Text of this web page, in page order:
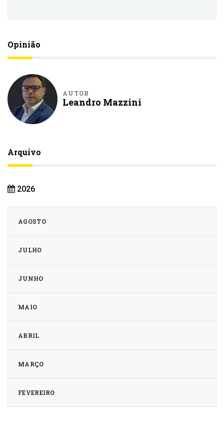
Opinião
AUTOR
Leandro Mazzini
Arquivo
2026
AGOSTO
JULHO
JUNHO
MAIO
ABRIL
MARÇO
FEVEREIRO